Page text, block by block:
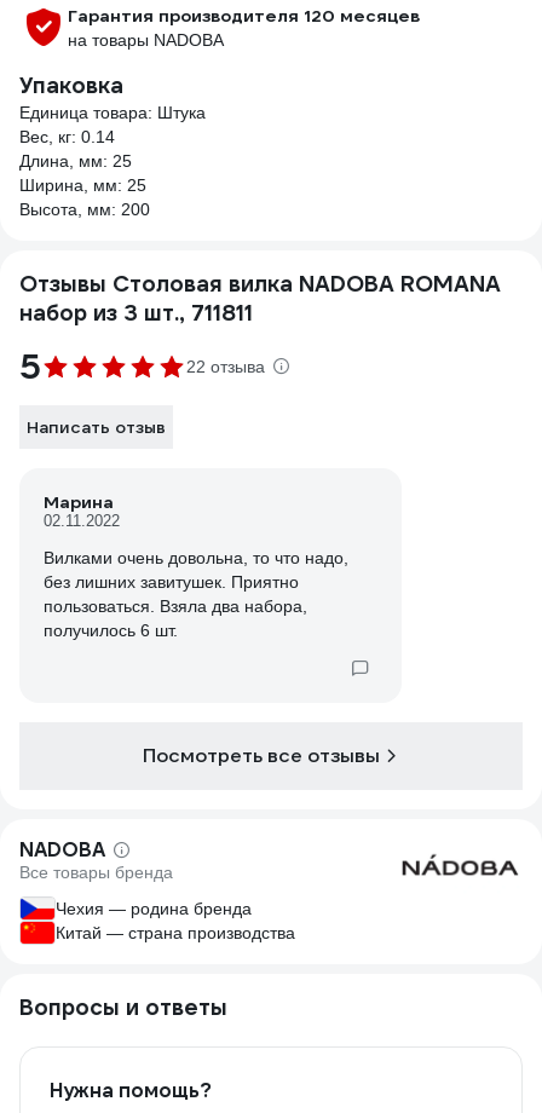
Гарантия производителя 120 месяцев
на товары NADOBA
Упаковка
Единица товара: Штука
Вес, кг: 0.14
Длина, мм: 25
Ширина, мм: 25
Высота, мм: 200
Отзывы Столовая вилка NADOBA ROMANA
набор из 3 шт., 711811
5 22 отзыва
Написать отзыв
Марина
02.11.2022
Вилками очень довольна, то что надо,
без лишних завитушек. Приятно
пользоваться. Взяла два набора,
получилось 6 шт.
Посмотреть все отзывы
NADOBA
Все товары бренда
Чехия — родина бренда
Китай — страна производства
Вопросы и ответы
Нужна помощь?